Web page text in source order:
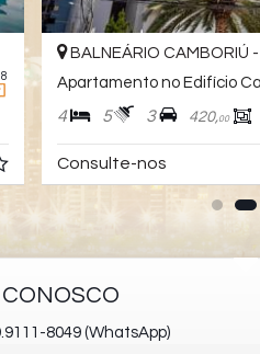
BALNEÁRIO CAMBORIÚ -
4 5 3 420,00
Consulte-nos
CONOSCO
8049 (WhatsApp)